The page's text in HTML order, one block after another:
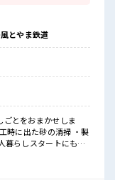
る！
安心♪
とやま鉄道
とをおまかせしま
時に出た砂の清掃 ・製